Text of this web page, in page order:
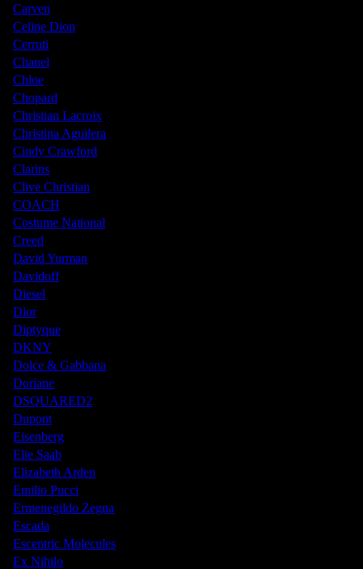
Carven
Celine Dion
Cerruti
Chanel
Chloe
Chopard
Christian Lacroix
Christina Aguilera
Cindy Crawford
Clarins
Clive Christian
COACH
Costume National
Creed
David Yurman
Davidoff
Diesel
Dior
Diptyque
DKNY
Dolce & Gabbana
Doriane
DSQUARED2
Dupont
Eisenberg
Elie Saab
Elizabeth Arden
Emilio Pucci
Ermenegildo Zegna
Escada
Escentric Molecules
Ex Nihilo